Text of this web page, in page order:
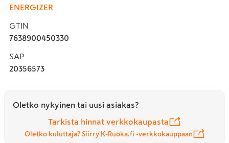
ENERGIZER
GTIN
7638900450330
SAP
20356573
Oletko nykyinen tai uusi asiakas?
Tarkista hinnat verkkokaupasta
Oletko kuluttaja? Siirry K-Ruoka.fi -verkkokauppaan